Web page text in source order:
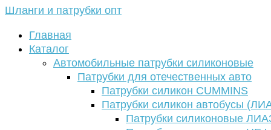
Шланги и патрубки опт
Главная
Каталог
Автомобильные патрубки силиконовые
Патрубки для отечественных авто
Патрубки силикон CUMMINS
Патрубки силикон автобусы
Патрубки силиконовые